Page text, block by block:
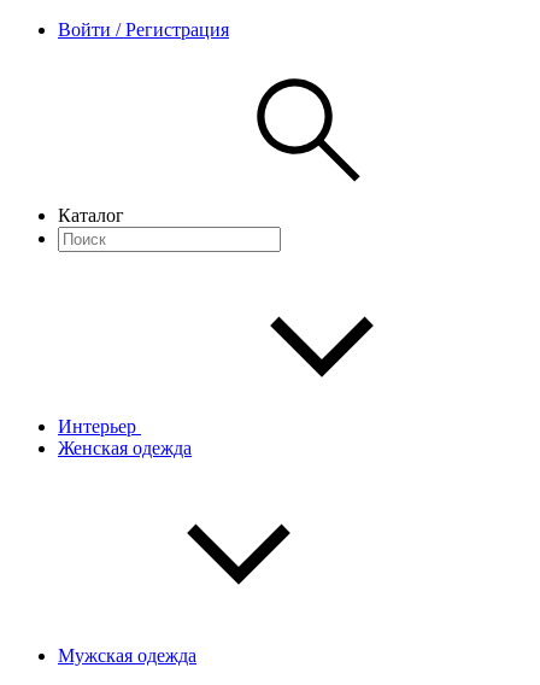
Войти / Регистрация
Каталог
Интерьер
Женская одежда
Мужская одежда